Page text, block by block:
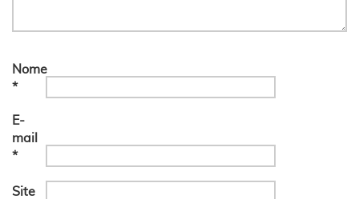
Nome
*
E-
mail
*
Site